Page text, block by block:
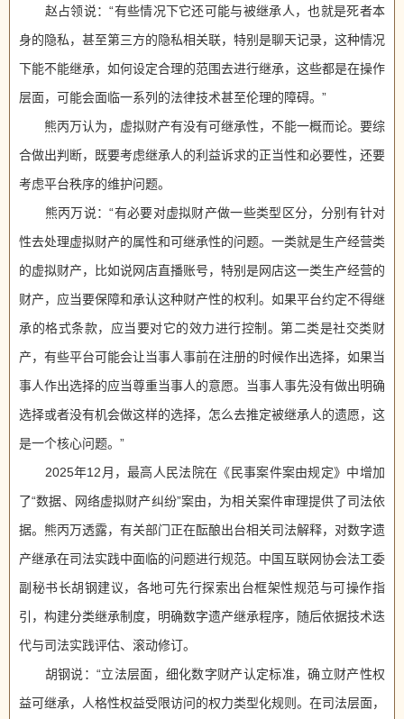
赵占领说：“有些情况下它还可能与被继承人，也就是死者本
身的隐私，甚至第三方的隐私相关联，特别是聊天记录，这种情况
下能不能继承，如何设定合理的范围去进行继承，这些都是在操作
层面，可能会面临一系列的法律技术甚至伦理的障碍。”
熊丙万认为，虚拟财产有没有可继承性，不能一概而论。要综
合做出判断，既要考虑继承人的利益诉求的正当性和必要性，还要
考虑平台秩序的维护问题。
熊丙万说：“有必要对虚拟财产做一些类型区分，分别有针对
性去处理虚拟财产的属性和可继承性的问题。一类就是生产经营类
的虚拟财产，比如说网店直播账号，特别是网店这一类生产经营的
财产，应当要保障和承认这种财产性的权利。如果平台约定不得继
承的格式条款，应当要对它的效力进行控制。第二类是社交类财
产，有些平台可能会让当事人事前在注册的时候作出选择，如果当
事人作出选择的应当尊重当事人的意愿。当事人事先没有做出明确
选择或者没有机会做这样的选择，怎么去推定被继承人的遗愿，这
是一个核心问题。”
2025年12月，最高人民法院在《民事案件案由规定》中增加
了“数据、网络虚拟财产纠纷”案由，为相关案件审理提供了司法依
据。熊丙万透露，有关部门正在酝酿出台相关司法解释，对数字遗
产继承在司法实践中面临的问题进行规范。中国互联网协会法工委
副秘书长胡钢建议，各地可先行探索出台框架性规范与可操作指
引，构建分类继承制度，明确数字遗产继承程序，随后依据技术迭
代与司法实践评估、滚动修订。
胡钢说：“立法层面，细化数字财产认定标准，确立财产性权
益可继承，人格性权益受限访问的权力类型化规则。在司法层面，